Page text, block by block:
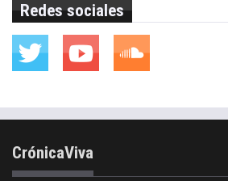
Redes sociales
CrónicaViva